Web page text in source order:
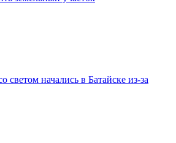
светом начались в Батайске из-за